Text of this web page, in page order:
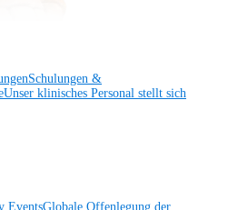
Schulungen &
Unser klinisches Personal stellt sich
EventsGlobale Offenlegung der